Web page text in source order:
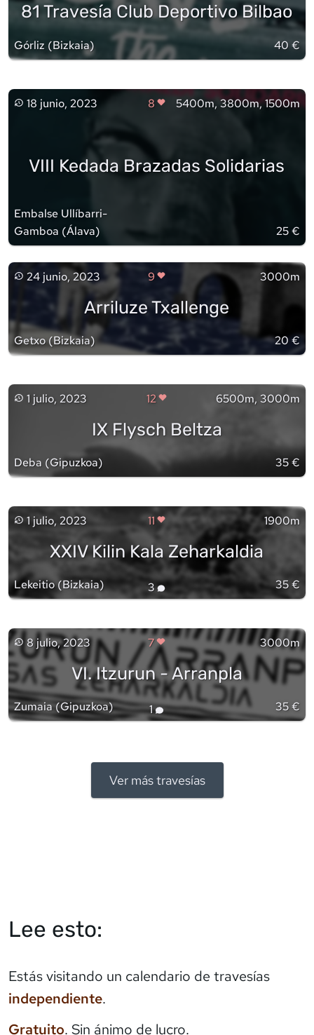
81 Travesía Club Deportivo Bilbao
Górliz (Bizkaia) 40 €
18 junio, 2023 8 5400m, 3800m, 1500m
VIII Kedada Brazadas Solidarias
Embalse Ullíbarri-
Gamboa (Álava) 25 €
24 junio, 2023 9 3000m
Arriluze Txallenge
Getxo(Bizkaia) 20 €
1 julio, 2023 12 6500m, 3000m
IX Flysch Beltza
Deba (Gipuzkoa) 35 €
1 julio, 2023 11 1900m
XXIV Kilin Kala Zeharkaldia
Lekeitio(Bizkaia) 3 35 €
8 julio, 2023 7 3000m
VI. Itzurun - Arranpla
Zumaia (Gipuzkoa) 1 35 €
Ver más travesías
Lee esto:
Estás visitando un calendario de travesías
independiente.
Gratuito. Sin ánimo de lucro.